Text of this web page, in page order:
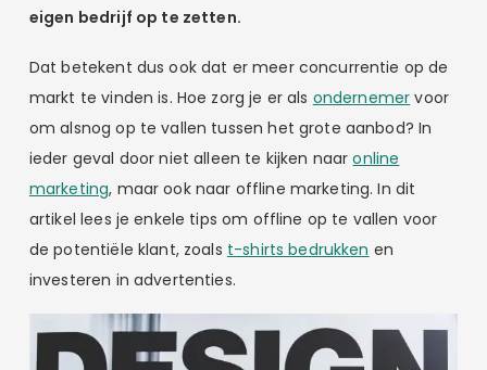
eigen bedrijf op te zetten.
Dat betekent dus ook dat er meer concurrentie op de
markt te vinden is. Hoe zorg je er als ondernemer voor
om alsnog op te vallen tussen het grote aanbod? In
ieder geval door niet alleen te kijken naaronline
marketing, maar ook naar offline marketing. In dit
artikel lees je enkele tips om offline op te vallen voor
de potentiële klant, zoals t-shirts bedrukken en
investeren in advertenties.